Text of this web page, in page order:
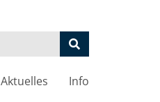
Aktuelles Info